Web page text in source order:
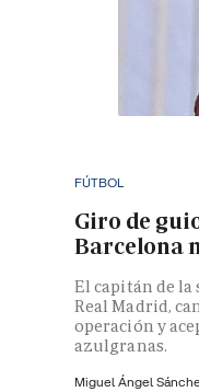
FÚTBOL
Giro de
Barcelona
El capitán de la
Real Madrid,
operación y
azulgranas.
Miguel Ángel